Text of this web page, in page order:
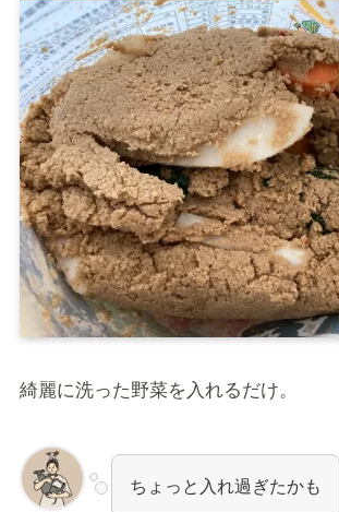
綺麗に洗った野菜を入れるだけ。
ちょっと入れ過ぎたかも